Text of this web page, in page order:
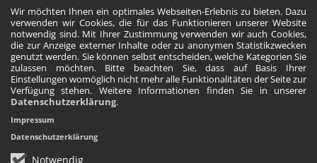
Wir möchten Ihnen ein optimales Webseiten-Erlebnis zu bieten. Dazu
verwenden wir Cookies, die für das Funktionieren unserer Website
notwendig sind. Mit Ihrer Zustimmung verwenden wir auch Cookies,
die zur Anzeige externer Inhalte oder zu anonymen Statistikzwecken
genutzt werden. Sie können selbst entscheiden, welche Kategorien Sie
zulassen möchten. Bitte beachten Sie, dass auf Basis Ihrer
Einstellungen womöglich nicht mehr alle Funktionalitäten der Seite zur
Verfügung stehen. Weitere Informationen finden Sie in unserer
Datenschutzerklärung.
Notwendig
Impressum
Datenschutzerklärung